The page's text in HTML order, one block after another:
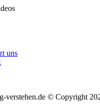
uns
verstehen.de © Copyright